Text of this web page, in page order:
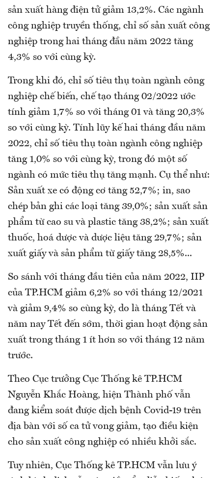
sản xuất hàng điện tử giảm 13,2%. Các ngành
công nghiệp truyền thống, chỉ số sản xuất công
nghiệp trong hai tháng đầu năm 2022 tăng
4,3% so với cùng kỳ.
Trong khi đó, chỉ số tiêu thụ toàn ngành công
nghiệp chế biến, chế tạo tháng 02/2022 ước
tính giảm 1,7% so với tháng 01 và tăng 20,3%
so với cùng kỳ. Tính lũy kế hai tháng đầu năm
2022, chỉ số tiêu thụ toàn ngành công nghiệp
tăng 1,0% so với cùng kỳ, trong đó một số
ngành có mức tiêu thụ tăng mạnh. Cụ thể như:
Sản xuất xe có động cơ tăng 52,7%; in, sao
chép bản ghi các loại tăng 39,0%; sản xuất sản
phẩm từ cao su và plastic tăng 38,2%; sản xuất
thuốc, hoá dược và dược liệu tăng 29,7%; sản
xuất giấy và sản phẩm từ giấy tăng 28,5%...
So sánh với tháng đầu tiên của năm 2022, IIP
của TP.HCM giảm 6,2% so với tháng 12/2021
và giảm 9,4% so cùng kỳ, do là tháng Tết và
năm nay Tết đến sớm, thời gian hoạt động sản
xuất trong tháng 1 ít hơn so với tháng 12 năm
trước.
Theo Cục trưởng Cục Thống kê TP.HCM
Nguyễn Khắc Hoàng, hiện Thành phố vẫn
đang kiểm soát được dịch bệnh Covid-19 trên
địa bàn với số ca tử vong giảm, tạo điều kiện
cho sản xuất công nghiệp có nhiều khởi sắc.
Tuy nhiên, Cục Thống kê TP.HCM vẫn lưu ý